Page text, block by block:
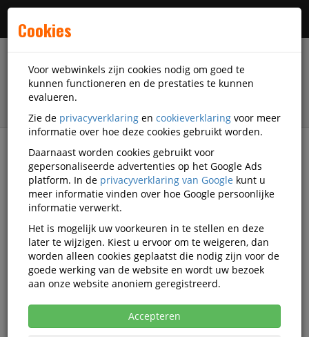
filter
Schrijfwaren Pennen
Rollerbals
Schneider
KTC-S-78373
Rollerball Schneider One Change
0,6mm blauw + gratis inktpatroon
Korting vanaf aankoop 2 eenheden, zieprijsoverzicht
Cookies
Voor webwinkels zijn cookies nodig om goed te
kunnen functioneren en de prestaties te kunnen
evalueren.
Zie de privacyverklaring en cookieverklaring voor meer
informatie over hoe deze cookies gebruikt worden.
Daarnaast worden cookies gebruikt voor
gepersonaliseerde advertenties op het Google Ads
platform. In de privacyverklaring van Google kunt u
meer informatie vinden over hoe Google persoonlijke
informatie verwerkt.
Het is mogelijk uw voorkeuren in te stellen en deze
later te wijzigen. Kiest u ervoor om te weigeren, dan
worden alleen cookies geplaatst die nodig zijn voor de
goede werking van de website en wordt uw bezoek
aan onze website anoniem geregistreerd.
Accepteren